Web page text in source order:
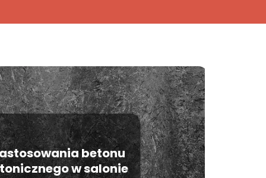
betonu
w salonie